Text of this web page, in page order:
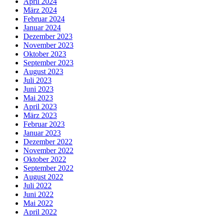
März 2024
Februar 2024
Januar 2024
Dezember 2023
November 2023
Oktober 2023
September 2023
August 2023
Juli 2023
Juni 2023
Mai 2023
April 2023
März 2023
Februar 2023
Januar 2023
Dezember 2022
November 2022
Oktober 2022
September 2022
August 2022
Juli 2022
Juni 2022
Mai 2022
April 2022